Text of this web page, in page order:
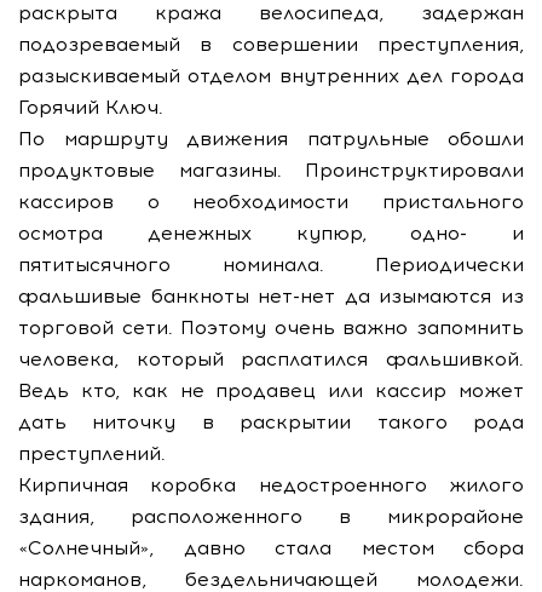
раскрыта кража велосипеда, задержан
подозреваемый в совершении преступления,
разыскиваемый отделом внутренних дел города
Горячий Ключ.
По маршруту движения патрульные обошли
продуктовые магазины. Проинструктировали
кассиров о необходимости пристального
осмотра денежных купюр, одно- и
пятитысячного номинала. Периодически
фальшивые банкноты нет-нет да изымаются из
торговой сети. Поэтому очень важно запомнить
человека, который расплатился фальшивкой.
Ведь кто, как не продавец или кассир может
дать ниточку в раскрытии такого рода
преступлений.
Кирпичная коробка недостроенного жилого
здания, расположенного в микрорайоне
«Солнечный», давно стала местом сбора
наркоманов, бездельничающей молодежи.